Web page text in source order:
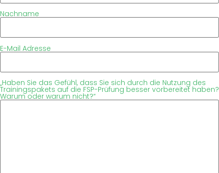
Nachname
E-Mail Adresse
„Haben Sie das Gefühl, dass Sie sich durch die Nutzung des
Trainingspakets auf die FSP-Prüfung besser vorbereitet haben?
Warum oder warum nicht?“